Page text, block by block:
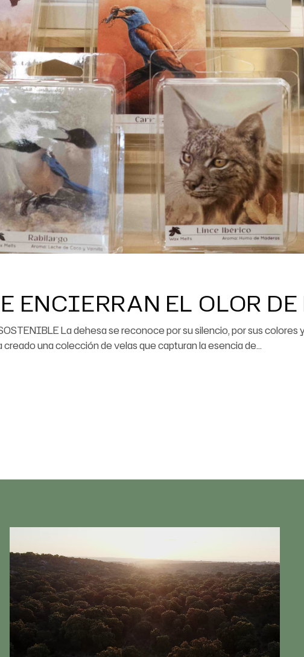
ENCIERRAN EL OLOR
La dehesa se reconoce por su silencio, por sus colores
una colección de velas que capturan la esencia de...